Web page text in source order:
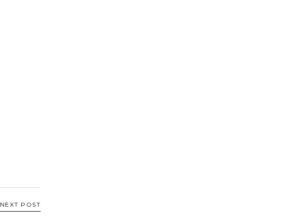
NEXT POST